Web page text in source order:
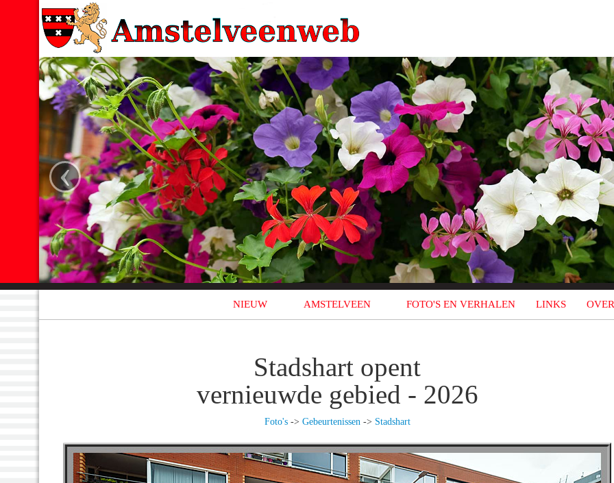
‹
NIEUW AMSTELVEEN FOTO'S EN VERHALEN LINKS
Stadshart opent
vernieuwde gebied - 2026
Foto's-> Gebeurtenissen -> Stadshart